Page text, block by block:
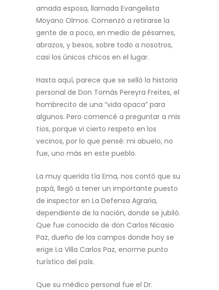
amada esposa, llamada Evangelista
Moyano Olmos. Comenzó a retirarse la
gente de a poco, en medio de pésames,
abrazos, y besos, sobre todo a nosotros,
casi los únicos chicos en el lugar.
Hasta aquí, parece que se selló la historia
personal de Don Tomás Pereyra Freites, el
hombrecito de una “vida opaca” para
algunos. Pero comencé a preguntar a mis
tíos, porque vi cierto respeto en los
vecinos, por lo que pensé: mi abuelo, no
fue, uno más en este pueblo.
La muy querida tía Ema, nos contó que su
papá, llegó a tener un importante puesto
de inspector en La Defensa Agraria,
dependiente de la nación, donde se jubiló.
Que fue conocido de don Carlos Nicasio
Paz, dueño de los campos donde hoy se
erige La Villa Carlos Paz, enorme punto
turístico del país.
Que su médico personal fue el Dr.